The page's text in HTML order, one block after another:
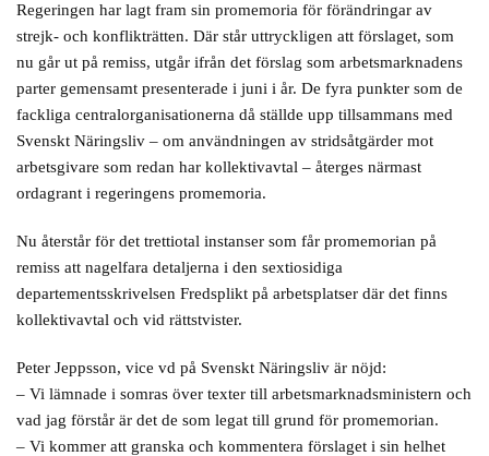
Regeringen har lagt fram sin promemoria för förändringar av
strejk- och konflikträtten. Där står uttryckligen att förslaget, som
nu går ut på remiss, utgår ifrån det förslag som arbetsmarknadens
parter gemensamt presenterade i juni i år. De fyra punkter som de
fackliga centralorganisationerna då ställde upp tillsammans med
Svenskt Näringsliv – om användningen av stridsåtgärder mot
arbetsgivare som redan har kollektivavtal – återges närmast
ordagrant i regeringens promemoria.
Nu återstår för det trettiotal instanser som får promemorian på
remiss att nagelfara detaljerna i den sextiosidiga
departementsskrivelsen Fredsplikt på arbetsplatser där det finns
kollektivavtal och vid rättstvister.
Peter Jeppsson, vice vd på Svenskt Näringsliv är nöjd:
– Vi lämnade i somras över texter till arbetsmarknadsministern och
vad jag förstår är det de som legat till grund för promemorian.
– Vi kommer att granska och kommentera förslaget i sin helhet